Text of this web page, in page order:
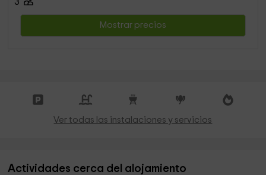
3
Mostrar precios
Ver todas las instalaciones y servicios
Actividades cerca del alojamiento